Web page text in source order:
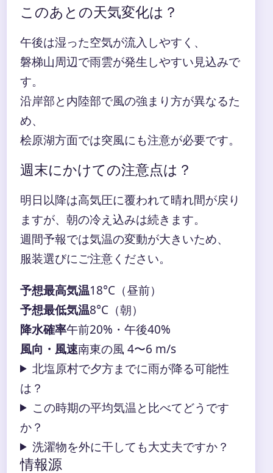
このあとの天気変化は？
午後は湿った空気が流入しやすく、
磐梯山周辺で雨雲が発生しやすい見込みで
す。
沿岸部と内陸部で風の強まり方が異なるた
め、
桧原湖方面では突風にも注意が必要です。
週末にかけての注意点は？
明日以降は高気圧に覆われて晴れ間が戻り
ますが、朝の冷え込みは続きます。
週間予報では気温の変動が大きいため、
服装選びにご注意ください。
予想最高気温18°C（昼前）
予想最低気温8°C（朝）
降水確率午前20%・午後40%
風向・風速南東の風 4〜6 m/s
北塩原村で夕方までに雨が降る可能性
は？
この時期の平均気温と比べてどうです
か？
洗濯物を外に干しても大丈夫ですか？
情報源